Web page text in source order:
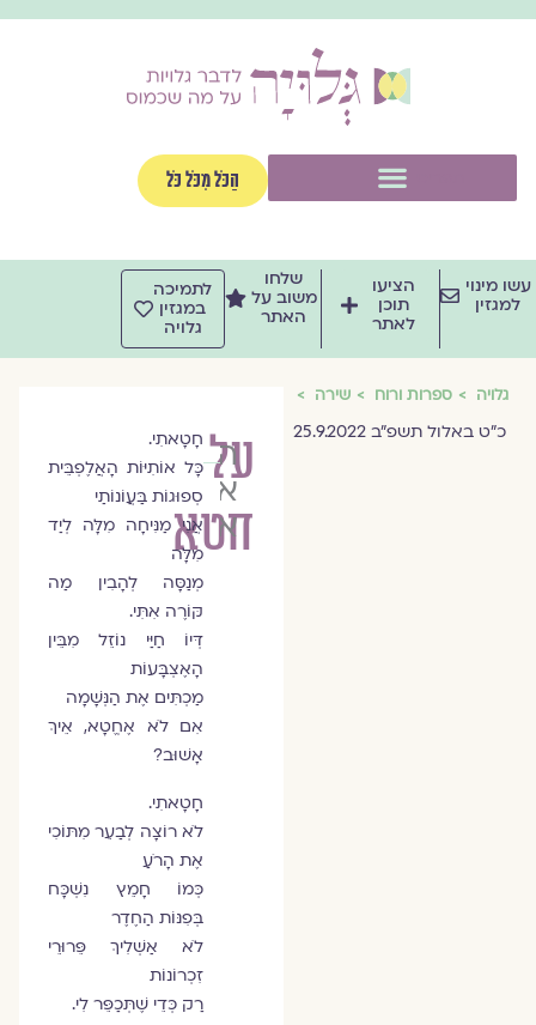
הַכֹּל מִכֹּל כֹּל
מינוי
למגזין
הציעו
תוכן
לאתר
שלחו
משוב על
האתר
לתמיכה
במגזין
גלויה
גלויה ספרות ורוח שירה
כ״ט באלול תשפ״ב 25.9.2022
על
חטא
הרַבָּה
אסנת
אלדר
חָטָאתִי.
כָּל אוֹתִיּוֹת הָאֲלֶפְבֵּית
סְפוּגוֹת בַּעֲוֹנוֹתַי
אֲנִי מַנִּיחָה מִלָּה לְיַד
מִלָּה
מְנַסָּה לְהָבִין מַה
קּוֹרֶה אִתִּי.
דְּיוֹ חַיַּי נוֹזֵל מִבֵּין
הָאֶצְבָּעוֹת
מַכְתִּים אֶת הַנְּשָׁמָה
אִם לֹא אֶחֱטָא, אֵיךְ
אָשׁוּב?
חָטָאתִי.
לֹא רוֹצָה לְבַעֵר מִתּוֹכִי
אֶת הָרֹעַ
כְּמוֹ חָמֵץ נִשְׁכָּח
בְּפִנּוֹת הַחֶדֶר
לֹא אַשְׁלִיךְ פֵּרוּרֵי
זִכְרוֹנוֹת
רַק כְּדֵי שֶׁתְּכַפֵּר לִי.